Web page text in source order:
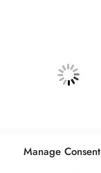
Manage Consent